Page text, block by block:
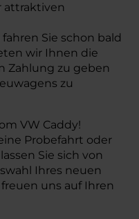
attraktiven
Sie schon bald
wir Ihnen die
Zahlung zu geben
zu
VW Caddy!
Probefahrt oder
Sie sich von
Ihres neuen
uns auf Ihren